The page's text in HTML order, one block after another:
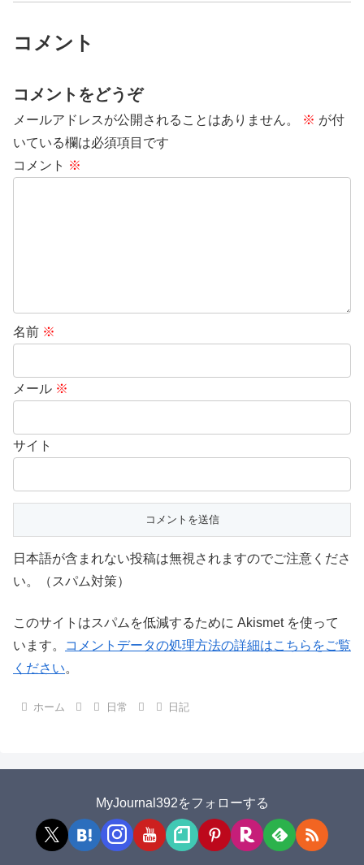
コメント
コメントをどうぞ
メールアドレスが公開されることはありません。 ※ が付
いている欄は必須項目です
コメント ※
名前 ※
メール ※
サイト
日本語が含まれない投稿は無視されますのでご注意くださ
い。（スパム対策）
このサイトはスパムを低減するために Akismet を使って
います。
コメントデータの処理方法の詳細はこちらをご覧
ください。
ホーム 日常 日記
MyJournal392をフォローする